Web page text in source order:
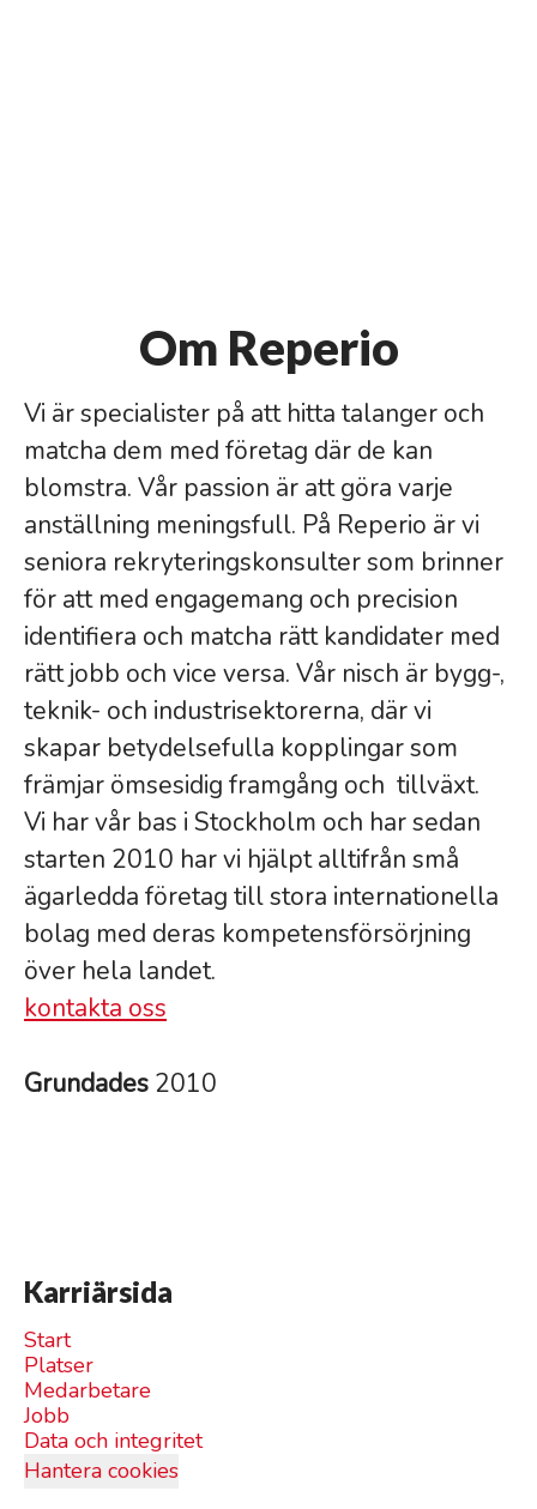
Om Reperio
Vi är specialister på att hitta talanger och
matcha dem med företag där de kan
blomstra. Vår passion är att göra varje
anställning meningsfull. På Reperio är vi
seniora rekryteringskonsulter som brinner
för att med engagemang och precision
identifiera och matcha rätt kandidater med
rätt jobb och vice versa. Vår nisch är bygg-,
teknik- och industrisektorerna, där vi
skapar betydelsefulla kopplingar som
främjar ömsesidig framgång och tillväxt.
Vi har vår bas i Stockholm och har sedan
starten 2010 har vi hjälpt alltifrån små
ägarledda företag till stora internationella
bolag med deras kompetensförsörjning
över hela landet.
kontakta oss
Grundades 2010
Karriärsida
Start
Platser
Medarbetare
Jobb
Data och integritet
Hantera cookies